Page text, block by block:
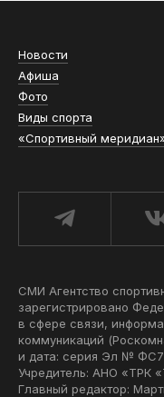
Новости
Афиша
Фото
Виды спорта
«Спортивный
СМИ Агентство
зарегистрировано
в сфере связи,
коммуникаций
и дата: серия Эл №
Учредитель: АНО «ТРК
Главный редактор: